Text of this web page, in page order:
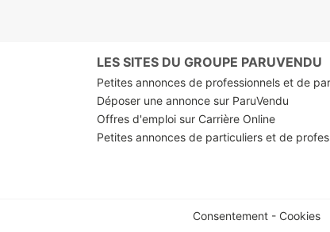
LES SITES DU GROUPE PARUVENDU
Petites annonces de professionnels et de
Déposer une annonce sur ParuVendu
Offres d'emploi sur Carrière Online
Petites annonces de particuliers et de
Consentement - Cookies